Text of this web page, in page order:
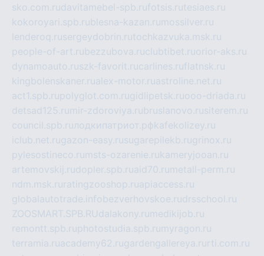
sko.com.rudavitamebel-spb.rufotsis.rutesiaes.ru
kokoroyari.spb.rublesna-kazan.ru mossilver.ru
lenderoq.rusergeydobrin.rutochkazvuka.msk.ru
people-of-art.rubezzubova.ruclubtibet.ruorior-aks.ru
dynamoauto.ruszk-favorit.rucarlines.ruflatnsk.ru
kingbolenskaner.rualex-motor.ruastroline.net.ru
act1.spb.rupolyglot.com.rugidlipetsk.ruooo-driada.ru
detsad125.ru mir-zdoroviya.rubruslanovo.rusiterem.ru
council.spb.ruлодкипатриот.рфkafekolizey.ru
iclub.net.rugazon-easy.rusugarepilekb.rugrinox.ru
pylesostineco.ru msts-ozarenie.rukameryjooan.ru
artemovskij.rudopler.spb.ruaid70.ru metall-perm.ru
ndm.msk.ru ratingzooshop.ruapiaccess.ru
globalautotrade.info bezverhovskoe.rudrsschool.ru
ZOOSMART.SPB.RUdalakony.ru medikijob.ru
remontt.spb.ruphotostudia.spb.ru myragon.ru
terramia.ruacademy62.rugardengallereya.ru rti.com.ru